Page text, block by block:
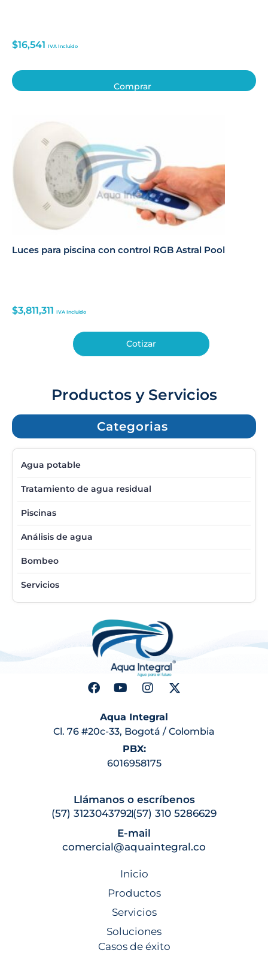
$16,541 IVA Incluido
Comprar
Luces para piscina con control RGB Astral Pool
$3,811,311 IVA Incluido
Cotizar
Productos y Servicios
Categorias
Agua potable
Tratamiento de agua residual
Piscinas
Análisis de agua
Bombeo
Servicios
Aqua Integral
Cl. 76 #20c-33, Bogotá / Colombia
PBX:
6016958175
Llámanos o escríbenos
(57) 3123043792(57) 310 5286629
E-mail
comercial@aquaintegral.co
Inicio
Productos
Servicios
Soluciones
Casos de éxito